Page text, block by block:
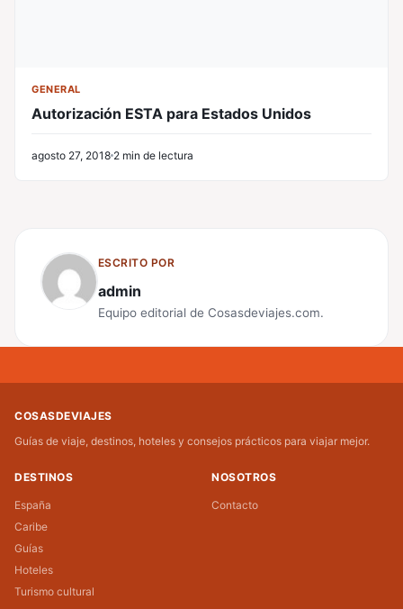
GENERAL
Autorización ESTA para Estados Unidos
agosto 27, 2018 2 min de lectura
ESCRITO POR
admin
Equipo editorial de Cosasdeviajes.com.
COSASDEVIAJES
Guías de viaje, destinos, hoteles y consejos prácticos para viajar mejor.
DESTINOS
España
Caribe
Guías
Hoteles
Turismo cultural
NOSOTROS
Contacto